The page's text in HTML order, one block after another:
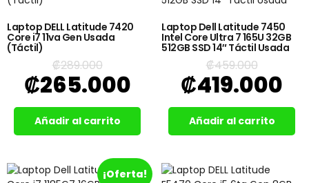
Laptop DELL Latitude 7420
Core i7 11va Gen Usada
(Táctil)
₡289.000
₡265.000
Añadir al carrito
Laptop Dell Latitude 7450
Intel Core Ultra 7 165U 32GB
512GB SSD 14″ Táctil Usada
₡459.000
₡419.000
Añadir al carrito
¡Oferta!